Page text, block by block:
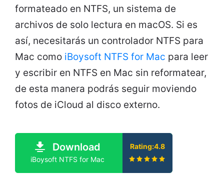
formateado en NTFS, un sistema de
archivos de solo lectura en macOS. Si es
así, necesitarás un controlador NTFS para
Mac como iBoysoft NTFS for Mac para leer
y escribir en NTFS en Mac sin reformatear,
de esta manera podrás seguir moviendo
fotos de iCloud al disco externo.
Download
iBoysoft NTFS for Mac
Rating:4.8